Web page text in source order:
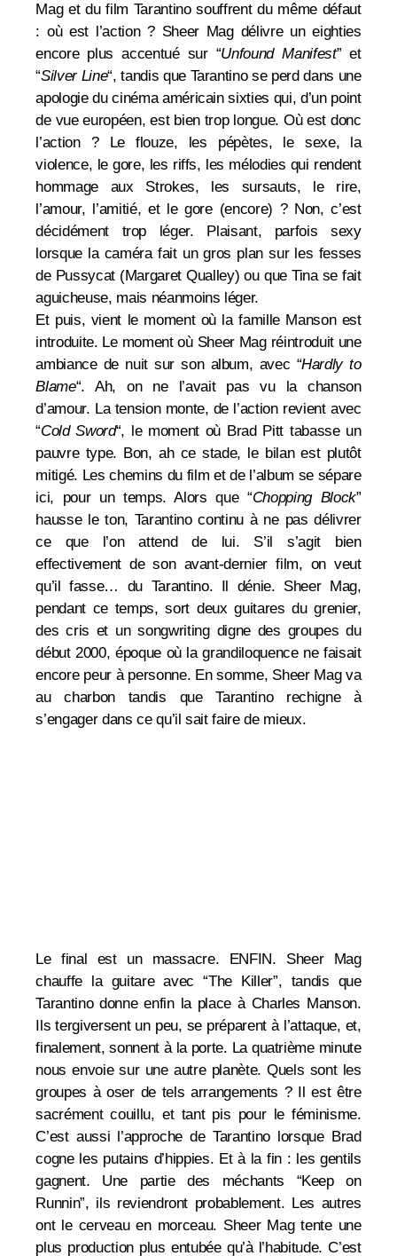
Mag et du film Tarantino souffrent du même défaut
: où est l’action ? Sheer Mag délivre un eighties
encore plus accentué sur “Unfound Manifest” et
“Silver Line“, tandis que Tarantino se perd dans une
apologie du cinéma américain sixties qui, d’un point
de vue européen, est bien trop longue. Où est donc
l’action ? Le flouze, les pépètes, le sexe, la
violence, le gore, les riffs, les mélodies qui rendent
hommage aux Strokes, les sursauts, le rire,
l’amour, l’amitié, et le gore (encore) ? Non, c’est
décidément trop léger. Plaisant, parfois sexy
lorsque la caméra fait un gros plan sur les fesses
de Pussycat (Margaret Qualley) ou que Tina se fait
aguicheuse, mais néanmoins léger.
Et puis, vient le moment où la famille Manson est
introduite. Le moment où Sheer Mag réintroduit une
ambiance de nuit sur son album, avec “Hardly to
Blame“. Ah, on ne l’avait pas vu la chanson
d’amour. La tension monte, de l’action revient avec
“Cold Sword“, le moment où Brad Pitt tabasse un
pauvre type. Bon, ah ce stade, le bilan est plutôt
mitigé. Les chemins du film et de l’album se sépare
ici, pour un temps. Alors que “Chopping Block”
hausse le ton, Tarantino continu à ne pas délivrer
ce que l’on attend de lui. S’il s’agit bien
effectivement de son avant-dernier film, on veut
qu’il fasse… du Tarantino. Il dénie. Sheer Mag,
pendant ce temps, sort deux guitares du grenier,
des cris et un songwriting digne des groupes du
début 2000, époque où la grandiloquence ne faisait
encore peur à personne. En somme, Sheer Mag va
au charbon tandis que Tarantino rechigne à
s’engager dans ce qu’il sait faire de mieux.
Le final est un massacre. ENFIN. Sheer Mag
chauffe la guitare avec “The Killer”, tandis que
Tarantino donne enfin la place à Charles Manson.
Ils tergiversent un peu, se préparent à l’attaque, et,
finalement, sonnent à la porte. La quatrième minute
nous envoie sur une autre planète. Quels sont les
groupes à oser de tels arrangements ? Il est être
sacrément couillu, et tant pis pour le féminisme.
C’est aussi l’approche de Tarantino lorsque Brad
cogne les putains d’hippies. Et à la fin : les gentils
gagnent. Une partie des méchants “Keep on
Runnin”, ils reviendront probablement. Les autres
ont le cerveau en morceau. Sheer Mag tente une
plus production plus entubée qu’à l’habitude. C’est